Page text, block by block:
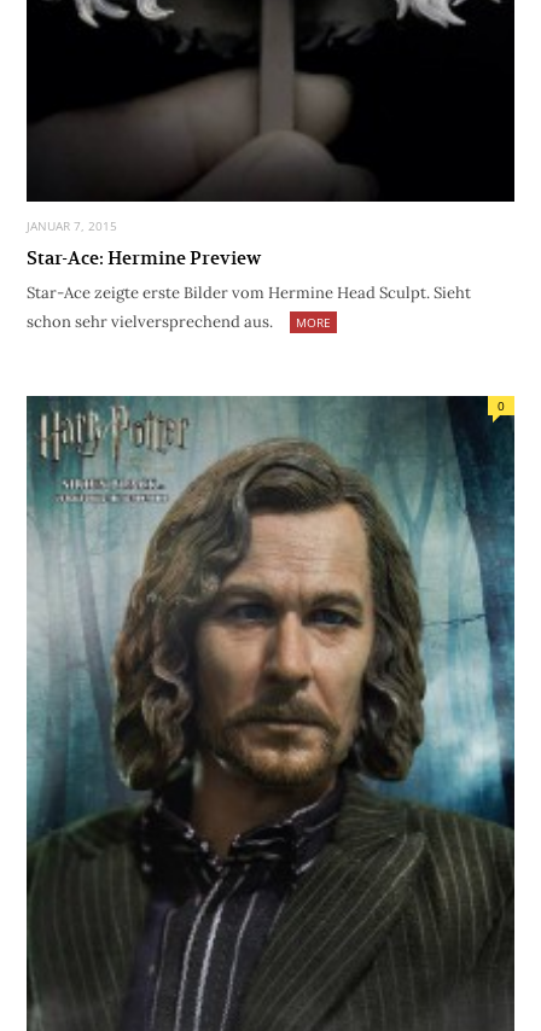
JANUAR 7, 2015
Star-Ace: Hermine Preview
Star-Ace zeigte erste Bilder vom Hermine Head Sculpt. Sieht
schon sehr vielversprechend aus.
MORE
0